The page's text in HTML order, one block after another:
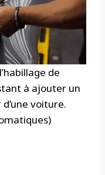
de
à ajouter un
voiture.